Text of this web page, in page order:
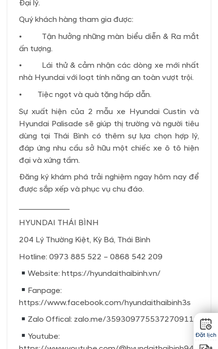
Đại lý.
Quý khách hàng tham gia được:
• Tận hưởng những màn biểu diễn & Ra mắt
ấn tượng.
• Lái thử & cảm nhận các dòng xe mới nhất
nhà Hyundai với loạt tính năng an toàn vượt trội.
• Tiệc ngọt và quà tặng hấp dẫn.
Sự xuất hiện của 2 mẫu xe Hyundai Custin và
Hyundai Palisade sẽ giúp thị trường và người tiêu
dùng tại Thái Bình có thêm sự lựa chọn hợp lý,
đáp ứng nhu cầu sở hữu một chiếc xe ô tô hiện
đại và xứng tầm.
Đăng ký khám phá trải nghiệm ngay hôm nay để
được sắp xếp và phục vụ chu đáo.
HYUNDAI THÁI BÌNH
204 Lý Thường Kiệt, Kỳ Bá, Thái Bình
Hotline: 0973 885 522 – 0868 542 209
Website: https://hyundaithaibinh.vn/
Fanpage:
https://www.facebook.com/hyundaithaibinh3s
Zalo Offical: zalo.me/3593097755372709112
Youtube:
Đặt lịch